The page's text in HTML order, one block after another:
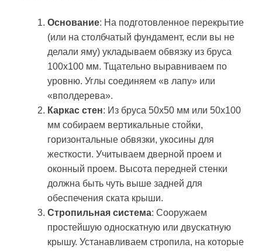
Основание: На подготовленное перекрытие
(или на столбчатый фундамент, если вы не
делали яму) укладываем обвязку из бруса
100х100 мм. Тщательно выравниваем по
уровню. Углы соединяем «в лапу» или
«вполдерева».
Каркас стен: Из бруса 50х50 мм или 50х100
мм собираем вертикальные стойки,
горизонтальные обвязки, укосины для
жесткости. Учитываем дверной проем и
оконный проем. Высота передней стенки
должна быть чуть выше задней для
обеспечения ската крыши.
Стропильная система: Сооружаем
простейшую односкатную или двускатную
крышу. Устанавливаем стропила, на которые